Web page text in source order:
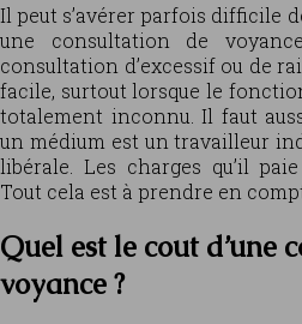
Il peut s’avérer parfois difficile
une consultation de
consultation d’excessif ou de
facile, surtout lorsque le
totalement inconnu. Il faut
un médium est un travailleur
libérale. Les charges qu’il
Tout cela est à prendre en
Quel est le cout d’une
voyance ?